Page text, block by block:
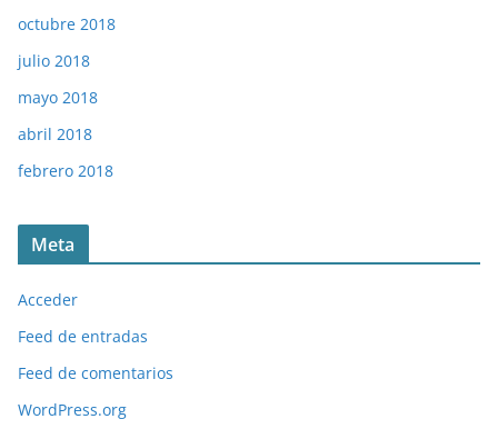
octubre 2018
julio 2018
mayo 2018
abril 2018
febrero 2018
Meta
Acceder
Feed de entradas
Feed de comentarios
WordPress.org